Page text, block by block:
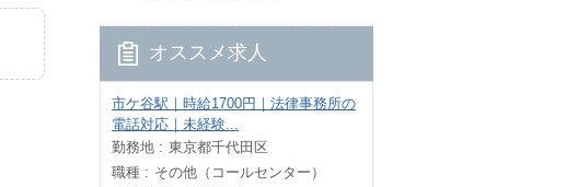
オススメ求人
市ケ谷駅｜時給1700円｜法律事務所の
電話対応｜未経験...
勤務地
東京都千代田区
職種
その他（コールセンター）